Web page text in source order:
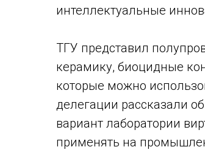
интеллектуальные
ТГУ представил
керамику, биоцидные
которые можно
делегации рассказали
вариант лаборатории
применять на